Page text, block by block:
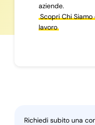
aziende.
Scopri Chi
lavoro
Richiedi subito una